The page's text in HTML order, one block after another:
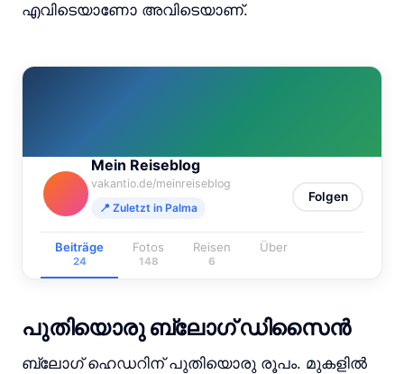
എവിടെയാണോ അവിടെയാണ്.
Mein Reiseblog
vakantio.de/meinreiseblog
📍 Zuletzt in Palma
Folgen
Beiträge
24
Fotos
148
Reisen
6
Über
പുതിയൊരു ബ്ലോഗ് ഡിസൈൻ
ബ്ലോഗ് ഹെഡറിന് പുതിയൊരു രൂപം. മുകളിൽ